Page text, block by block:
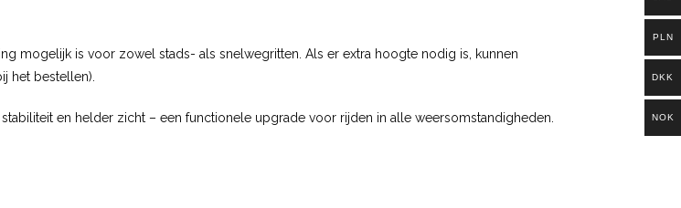
mogelijk is voor zowel stads- als snelwegritten. Als er extra hoogte nodig is, kunnen
het bestellen).
en helder zicht – een functionele upgrade voor rijden in alle weersomstandigheden.
PLN
DKK
NOK